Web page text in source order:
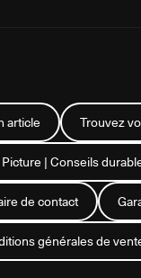
article Trouvez
| Conseils
de contact
générales de